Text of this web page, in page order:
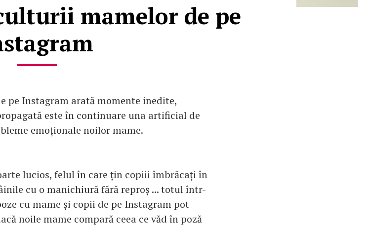
mamelor de pe
pe Instagram arată momente inedite,
este în continuare una artificial de
emoționale noilor mame.
lucios, felul în care țin copiii îmbrăcați în
cu o manichiură fără reproș ... totul într-
cu mame și copii de pe Instagram pot
noile mame compară ceea ce văd în poză